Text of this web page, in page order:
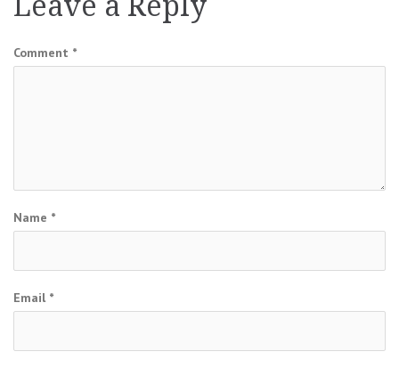
Comment *
Name *
Email *